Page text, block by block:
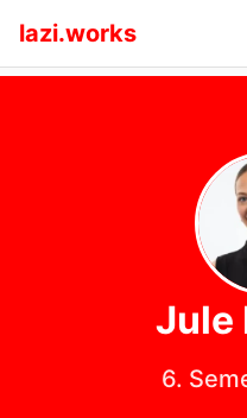
lazi.works
Jule
6.